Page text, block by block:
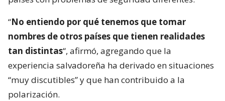
“No entiendo por qué tenemos que tomar
nombres de otros países que tienen realidades
tan distintas“, afirmó, agregando que la
experiencia salvadoreña ha derivado en situaciones
“muy discutibles” y que han contribuido a la
polarización.